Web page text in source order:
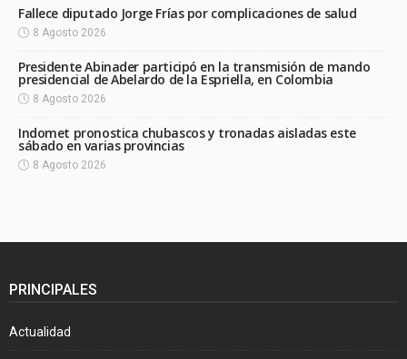
Fallece diputado Jorge Frías por complicaciones de salud
8 Agosto 2026
Presidente Abinader participó en la transmisión de mando
presidencial de Abelardo de la Espriella, en Colombia
8 Agosto 2026
Indomet pronostica chubascos y tronadas aisladas este
sábado en varias provincias
8 Agosto 2026
PRINCIPALES
Actualidad